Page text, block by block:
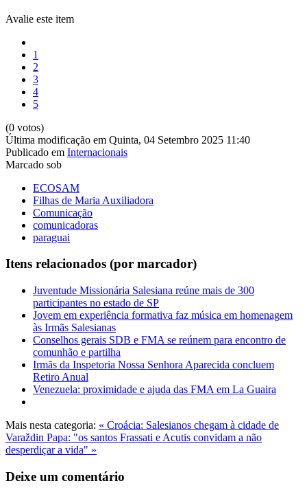
Avalie este item
1
2
3
4
5
(0 votos)
Última modificação em Quinta, 04 Setembro 2025 11:40
Publicado em Internacionais
Marcado sob
ECOSAM
Filhas de Maria Auxiliadora
Comunicação
comunicadoras
paraguai
Itens relacionados (por marcador)
Juventude Missionária Salesiana reúne mais de 300
participantes no estado de SP
Jovem em experiência formativa faz música em homenagem
às Irmãs Salesianas
Conselhos gerais SDB e FMA se reúnem para encontro de
comunhão e partilha
Irmãs da Inspetoria Nossa Senhora Aparecida concluem
Retiro Anual
Venezuela: proximidade e ajuda das FMA em La Guaira
Mais nesta categoria: « Croácia: Salesianos chegam à cidade de
Varaždin Papa: "os santos Frassati e Acutis convidam a não
desperdiçar a vida" »
Deixe um comentário